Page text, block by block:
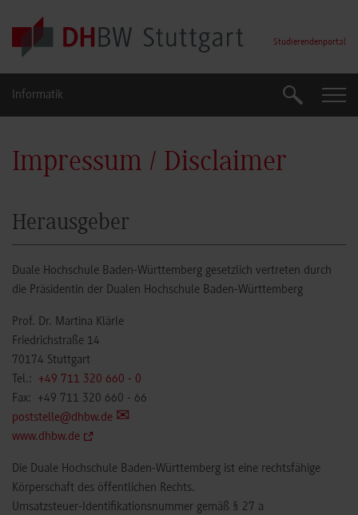
Skip to main content
Studierendenportal
Informatik Suche
Impressum / Disclaimer
Herausgeber
Duale Hochschule Baden-Württemberg gesetzlich vertreten durch
die Präsidentin der Dualen Hochschule Baden-Württemberg
Prof. Dr. Martina Klärle
Friedrichstraße 14
70174 Stuttgart
Tel.: +49 711 320 660 - 0
Fax: +49 711 320 660 - 66
poststelle@dhbw.de
www.dhbw.de
Die Duale Hochschule Baden-Württemberg ist eine rechtsfähige
Körperschaft des öffentlichen Rechts.
Umsatzsteuer-Identifikationsnummer gemäß § 27 a